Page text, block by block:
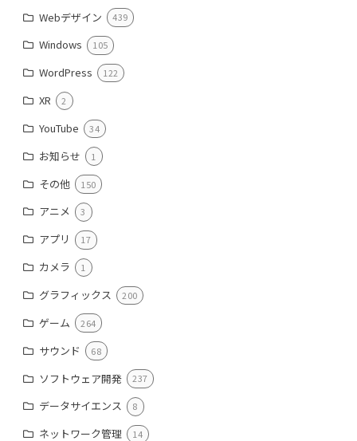
Webデザイン 439
Windows 105
WordPress 122
XR 2
YouTube 34
お知らせ 1
その他 150
アニメ 3
アプリ 17
カメラ 1
グラフィックス 200
ゲーム 264
サウンド 68
ソフトウェア開発 237
データサイエンス 8
ネットワーク管理 14